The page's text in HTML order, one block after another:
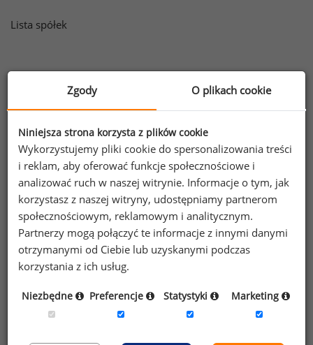
Lista spółek
Informacje o raporcie
Ogólna charakterystyka raportu
Informacje zawarte w raporcie
Warunki korzystania z Raportu Płacowego
Informacja dot. przetwarzania danych z
publicznych źródeł danych, w raportach
płacowych
Zgody O plikach cookie
Niniejsza strona korzysta z plików cookie
Wykorzystujemy pliki cookie do spersonalizowania treści
i reklam, aby oferować funkcje społecznościowe i
analizować ruch w naszej witrynie. Informacje o tym, jak
korzystasz z naszej witryny, udostępniamy partnerom
społecznościowym, reklamowym i analitycznym.
Partnerzy mogą połączyć te informacje z innymi danymi
otrzymanymi od Ciebie lub uzyskanymi podczas
korzystania z ich usług.
Niezbędne Preferencje Statystyki Marketing